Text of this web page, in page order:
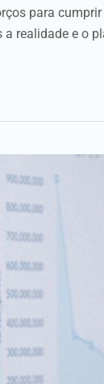
para
realidade e o